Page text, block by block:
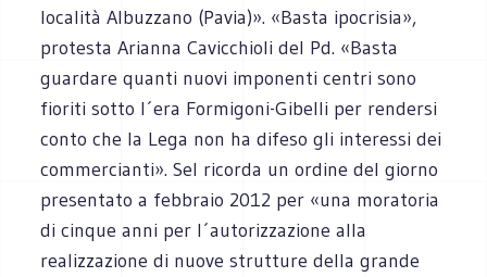
località Albuzzano (Pavia)». «Basta ipocrisia»,
protesta Arianna Cavicchioli del Pd. «Basta
guardare quanti nuovi imponenti centri sono
fioriti sotto l´era Formigoni-Gibelli per rendersi
conto che la Lega non ha difeso gli interessi dei
commercianti». Sel ricorda un ordine del giorno
presentato a febbraio 2012 per «una moratoria
di cinque anni per l´autorizzazione alla
realizzazione di nuove strutture della grande